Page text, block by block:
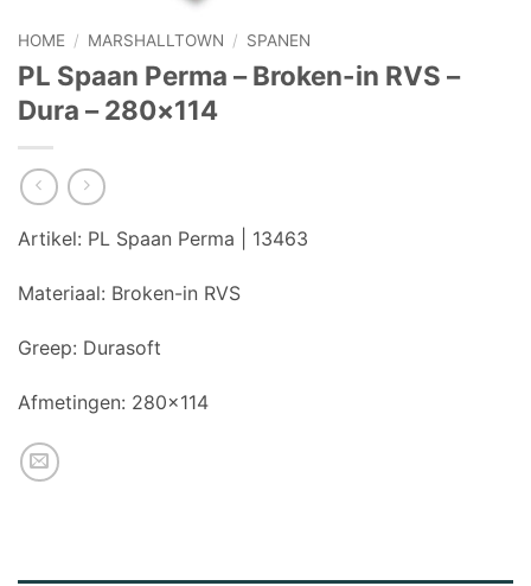
HOME / MARSHALLTOWN / SPANEN
PL Spaan Perma – Broken-in RVS –
Dura – 280×114
Artikel: PL Spaan Perma | 13463
Materiaal: Broken-in RVS
Greep: Durasoft
Afmetingen: 280×114